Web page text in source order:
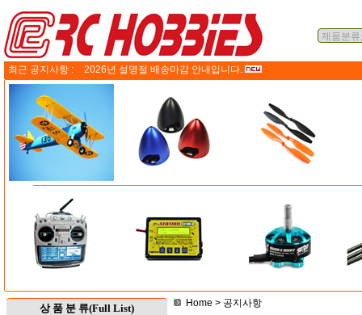
최근 공지사항 : 2026년 설명절 배송마감 안내입니다.
상 품 분 류(Full List) Home > 공지사항